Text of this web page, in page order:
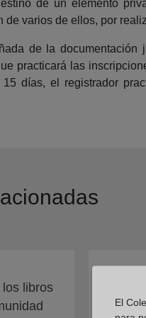
de un elemento
de varios de ellos, por
de la
practicará las
días, el registrador
libros
El